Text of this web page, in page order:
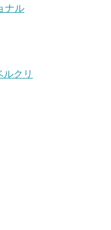
ナル
クリ